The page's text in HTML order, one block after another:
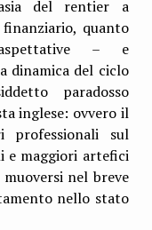
del rentier a
quanto
– e
dinamica del ciclo
paradosso
inglese: ovvero il
sul
e maggiori artefici
nel breve
nello stato